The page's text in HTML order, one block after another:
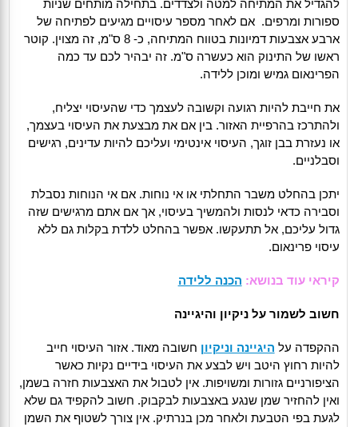
להגדיל את המתיחה למטה ולצדדים. בתחילה מותחים שניות
ספורות ומרפים. אם לאחר מספר עיסויים מגיעים לפתיחה של
ארבע אצבעות דמיונות בטווח המתיחה, כ- 8 ס"מ, זה מצוין. קוטר
ראשו של התינוק הוא כעשרה ס"מ. זה יבהיר לכם עד כמה
הפרינאום גמיש ומוכן ללידה.
את חייבת להיות רגועה וקשובה לעצמך כדי שהעיסוי יצליח,
ולהתרכז בהרפיית האזור. בין אם את מבצעת את העיסוי בעצמך,
או נעזרת בבן זוגך, העיסוי אינטימי ועליכם להיות עדינים, רגישים
וסבלניים.
יתכן בהחלט משבר התחלתי או אי נוחות. אם אי הנוחות נסבלת
וסבירה כדאי לנסות ולהמשיך בעיסוי, אך אם אתם מרגישים שזה
גדול עליכם, אל תתעקשו. אפשר בהחלט ללדת בקלות גם ללא
עיסוי פרינאום.
קיראי עוד בנושא: הכנה ללידה
חשוב לשמור על ניקיון והיגיינה
ההקפדה על היגיינה וניקיון חשובה מאוד. אזור העיסוי חייב
להיות רחוץ היטב ויש לבצע את העיסוי בידיים נקיות כאשר
הציפורניים גזורות ומשויפות. אין לטבול את האצבעות חזרה בשמן,
ואין להחזיר שמן שנגע באצבעות לבקבוק. חשוב להקפיד גם שלא
לגעת בפי הטבעת ולאחר מכן בנרתיק. אין צורך לשטוף את השמן